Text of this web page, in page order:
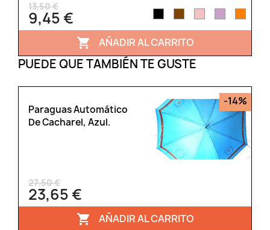
13,50 €
9,45 €
 AÑADIR AL CARRITO
PUEDE QUE TAMBIÉN TE GUSTE
Paraguas Automático
De Cacharel, Azul.
27,50 €
23,65 €
-14%
 AÑADIR AL CARRITO